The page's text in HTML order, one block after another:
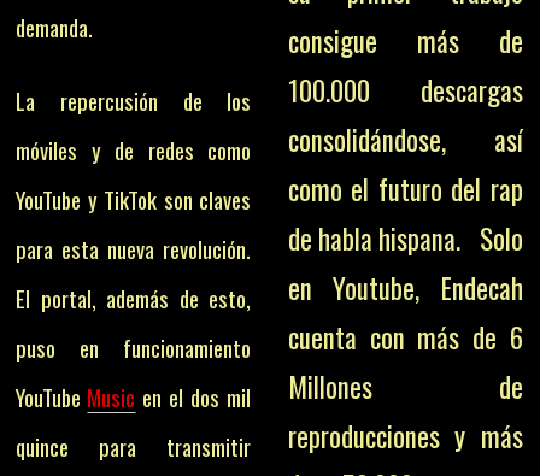
demanda.
La repercusión de los
móviles y de redes como
YouTube y TikTok son claves
para esta nueva revolución.
El portal, además de esto,
puso en funcionamiento
YouTube Music en el dos mil
quince para transmitir
consigue más de
100.000 descargas
consolidándose, así
como el futuro del rap
de habla hispana. Solo
en Youtube, Endecah
cuenta con más de 6
Millones de
reproducciones y más